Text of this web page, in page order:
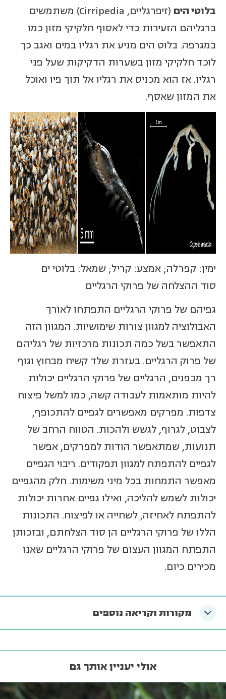
בלוטי הים
(זיפרגליים, Cirripedia) משתמשים
ברגליהם הזעירות כדי לאסוף חלקיקי מזון כמו
במגרפה. בלוט הים מניע את רגליו במים ואגב כך
לוכד חלקיקי מזון בשערות הדקיקות שעל פני
רגליו. אז הוא מכניס את רגליו אל תוך פיו ואוכל
את המזון שאסף.
ימין: קפרלה; אמצע: קריל; שמאל: בלוטי ים
סוד ההצלחה של פרוקי הרגליים
גפיהם של פרוקי הרגליים התפתחו לאורך
האבולוציה למגוון צורות שימושיות. המגוון הזה
התאפשר בשל כמה תכונות מרכזיות של רגליהם
של פרוק הרגליים. בעזרת שלד קשיח מבחוץ וגוף
רך מבפנים, הרגליים של פרוקי הרגליים יכולות
להיות מותאמות לעבודה קשה, כמו למשל פיצוח
צדפות. מפרקים מאפשרים לגפיים להתכופף,
לצבוט, לגרוף, לגשש ולהכות. הטווח הרחב של
תנועות, שמתאפשר הודות למפרקים, אפשר
לגפיים להתפתח למגוון תפקודים. ריבוי הגפיים
מאפשר התמחות בכל מיני משימות. חלק מהגפיים
יכולות לשמש להליכה, ואילו גפיים אחרות יכולות
להתפתח לאחיזה, לשחייה או לפיצוח. התכונות
הללו של פרוקי הרגליים הן סוד הצלחתם, ובזכותן
התפתח המגוון העצום של פרוקי הרגליים שאנו
מכירים כיום.
מקורות וקריאה נוספים
אולי יעניין אותך גם